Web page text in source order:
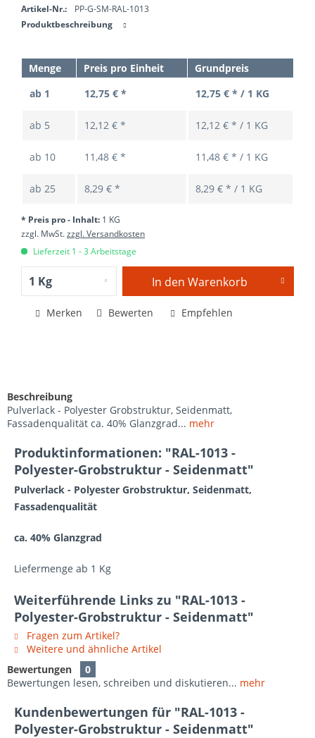
Artikel-Nr.:
PP-G-SM-RAL-1013
Produktbeschreibung
Menge Preis pro Einheit
Grundpreis
ab 1
12,75 € * 12,75 € * / 1 KG
ab 5 12,12 € * 12,12 € * / 1 KG
ab 10 11,48 € * 11,48 € * / 1 KG
ab 25 8,29 € * 8,29 € * / 1 KG
* Preis pro - Inhalt: 1 KG
zzgl. MwSt.zzgl. Versandkosten
Lieferzeit 1 - 3 Arbeitstage
In den Warenkorb
Merken Bewerten Empfehlen
Beschreibung
Pulverlack - Polyester Grobstruktur, Seidenmatt,
Fassadenqualität ca. 40% Glanzgrad... mehr
Produktinformationen: "RAL-1013 -
Polyester-Grobstruktur - Seidenmatt"
Pulverlack - Polyester Grobstruktur, Seidenmatt,
Fassadenqualität
ca. 40% Glanzgrad
Liefermenge ab 1 Kg
Weiterführende Links zu "RAL-1013 -
Polyester-Grobstruktur - Seidenmatt"
Fragen zum Artikel?
Weitere und ähnliche Artikel
Bewertungen
0
Bewertungen lesen, schreiben und diskutieren... mehr
Kundenbewertungen für "RAL-1013 -
Polyester-Grobstruktur - Seidenmatt"